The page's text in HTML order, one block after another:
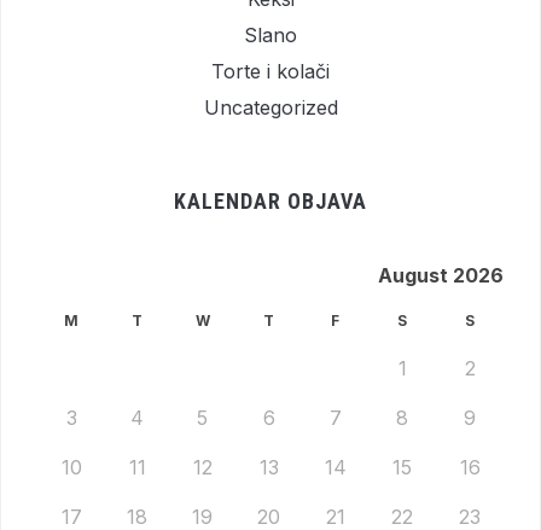
Slano
Torte i kolači
Uncategorized
KALENDAR OBJAVA
August 2026
M T W T F S S
1 2
3 4 5 6 7 8 9
10 11 12 13 14 15 16
17 18 19 20 21 22 23